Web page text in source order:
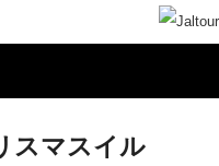
スマスイル